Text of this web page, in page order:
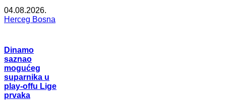
04.08.2026.
Herceg Bosna
Dinamo
saznao
mogućeg
suparnika u
play-offu Lige
prvaka